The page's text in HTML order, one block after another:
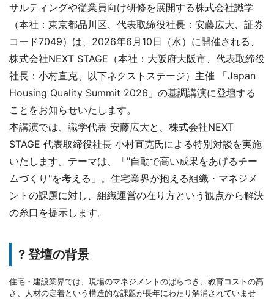
サルティングや従業員向け研修を展開する株式会社識学
（本社：東京都品川区、代表取締役社長：安藤広大、証券
コード7049）は、2026年6月10日（水）に開催される、
株式会社NEXT STAGE（本社：大阪府大阪市、代表取締役
社長：小村直克、以下ネクストステージ）主催 「Japan
Housing Quality Summit 2026」の基調講演に登壇する
ことをお知らせいたします。
本講演では、識学代表 安藤広大と、株式会社NEXT
STAGE 代表取締役社長 小村直克氏による特別対談を実施
いたします。テーマは、「"自動で高い成果をあげるチー
ムづくり"を考える」。住宅業界が抱える組織・マネジメ
ントの課題に対し、組織運営の在り方という観点から解決
の糸口を提示します。
? 登壇の背景
住宅・建設業界では、現場のマネジメントのばらつき、教育コストの高
さ、人材の定着という構造的な課題が長年にわたり解消されていませ